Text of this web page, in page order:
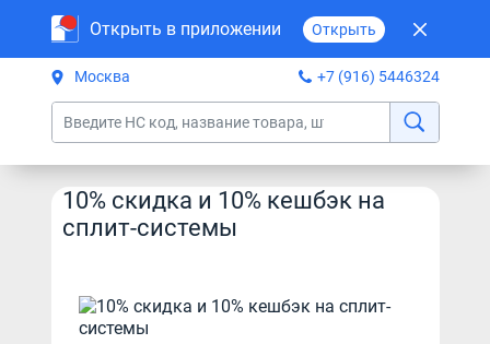
Открыть в приложении Открыть
Москва +7 (916) 5446324
10% скидка и 10% кешбэк на
сплит-системы